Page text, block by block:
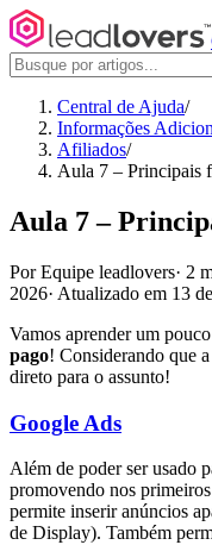
Central de Ajuda/
Informações
Afiliados/
Aula 7 – Principais
Aula 7 –
Por Equipe leadlovers· 2
2026· Atualizado em 13
Vamos aprender um
pago! Considerando que
direto para o assunto!
Google Ads
Além de poder ser usado
promovendo nos
permite inserir anúncios
de Display). Também